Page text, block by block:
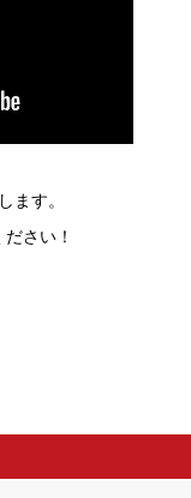
ます。
さい！